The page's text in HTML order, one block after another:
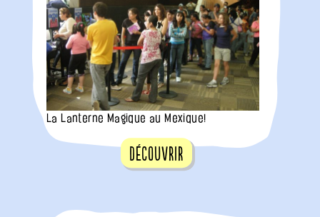
La Lanterne Magique au Mexique!
Découvrir